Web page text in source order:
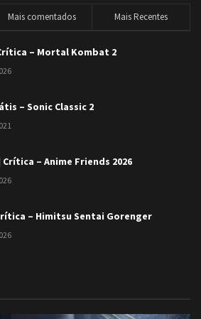
Mais comentados Mais Recentes
– Mortal Kombat 2
– Sonic Classic 2
– Anime Friends 2026
– Himitsu Sentai Gorenger